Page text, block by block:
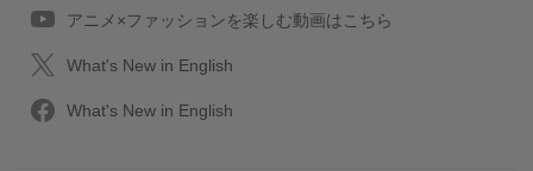
アニメ×ファッションを楽しむ動画はこちら
What's New in English
What's New in English